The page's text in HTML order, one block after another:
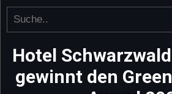
Hotel
gewinnt den